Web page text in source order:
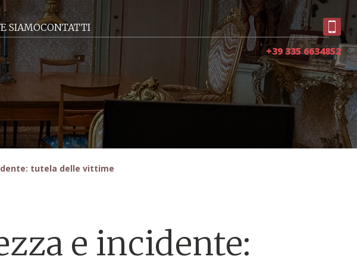
SIAMOCONTATTI
+39 335 6634852
tutela delle vittime
e incidente: